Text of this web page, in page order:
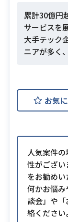
累計30億円
サービスを
大手テック
ニアが多く
お気
人気案件
性がござい
をお勧めい
何かお悩
談会」や
絡ください。